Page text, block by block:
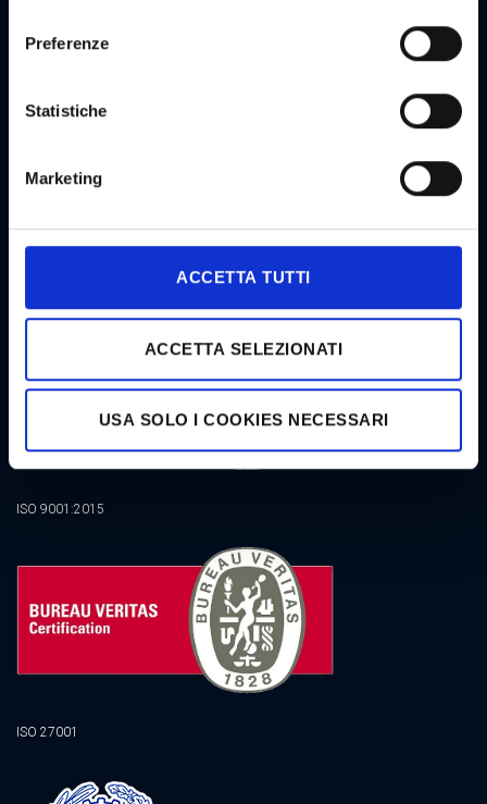
Preferenze
Statistiche
Marketing
ACCETTA TUTTI
ACCETTA SELEZIONATI
USA SOLO I COOKIES NECESSARI
NEWSLETTER
ISO 9001:2015
ISO 27001